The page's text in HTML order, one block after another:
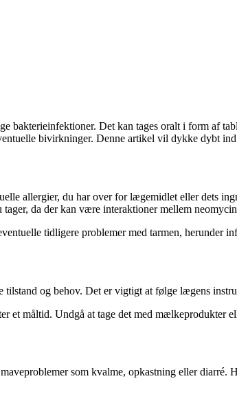
Det kan tages oralt i form af
bivirkninger. Denne artikel vil dykke dybt
allergier, du har over for lægemidlet eller dets
da der kan være interaktioner mellem
tidligere problemer med tarmen, herunder
og behov. Det er vigtigt at følge lægens
et måltid. Undgå at tage det med mælkeprodukter
som kvalme, opkastning eller